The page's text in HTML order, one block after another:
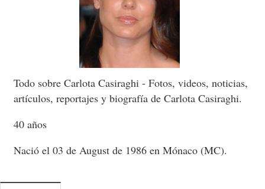
Todo sobre Carlota Casiraghi - Fotos, videos, noticias,
artículos, reportajes y biografía de Carlota Casiraghi.
40 años
Nació el 03 de August de 1986 en Mónaco (MC).